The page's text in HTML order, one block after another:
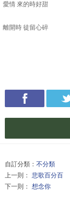
愛情 來的時好甜
離開時 徒留心碎
自訂分類： 不分類
上一則： 悲歌百分百
下一則： 想念你